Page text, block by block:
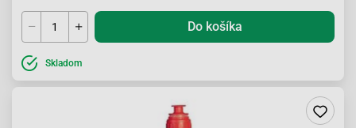
Do košíka
Skladom